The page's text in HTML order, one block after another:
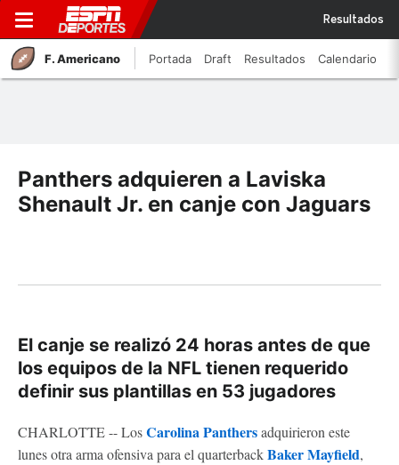
Resultados
F. Americano Portada Draft Resultados Calendario
Panthers adquieren a Laviska
Shenault Jr. en canje con Jaguars
El canje se realizó 24 horas antes de que
los equipos de la NFL tienen requerido
definir sus plantillas en 53 jugadores
CHARLOTTE -- LosCarolina Panthersadquirieron este
lunes otra arma ofensiva para el quarterbackBaker Mayfield,